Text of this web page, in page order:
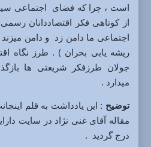
است ، چرا که فضای اجتماعی
از کوتاهی فکر اقتصاددانان
اجتماعی ما دامن زد و دامن میزند
ریشه یابی بحران ) . طرز نگاه
جولان طرزفکر شریعتی ها
میدارد .
توضیح : این یادداشت به قلم
مقاله آقای غنی نژاد در سایت
درج گردید .